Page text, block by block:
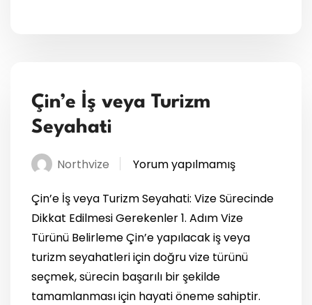
Çin’e İş veya Turizm
Seyahati
Northvize Yorum yapılmamış
Çin’e İş veya Turizm Seyahati: Vize Sürecinde
Dikkat Edilmesi Gerekenler 1. Adım Vize
Türünü Belirleme Çin’e yapılacak iş veya
turizm seyahatleri için doğru vize türünü
seçmek, sürecin başarılı bir şekilde
tamamlanması için hayati öneme sahiptir.